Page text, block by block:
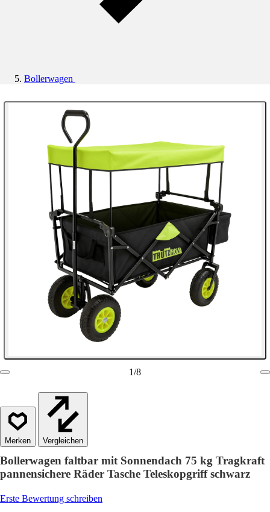
Bollerwagen
1/8
Vergleichen
Bollerwagen faltbar mit Sonnendach 75 kg Tragkraft
pannensichere Räder Tasche Teleskopgriff schwarz
Erste Bewertung schreiben